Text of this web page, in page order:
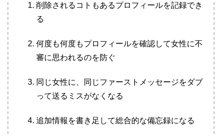
削除されるコトもあるプロフィールを記録でき
る
何度も何度もプロフィールを確認して女性に不
審に思われるのを防ぐ
同じ女性に、同じファーストメッセージをダブ
って送るミスがなくなる
追加情報を書き足して総合的な備忘録になる